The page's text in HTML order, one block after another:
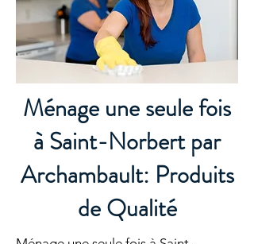
Ménage une seule fois
à Saint-Norbert par
Archambault: Produits
de Qualité